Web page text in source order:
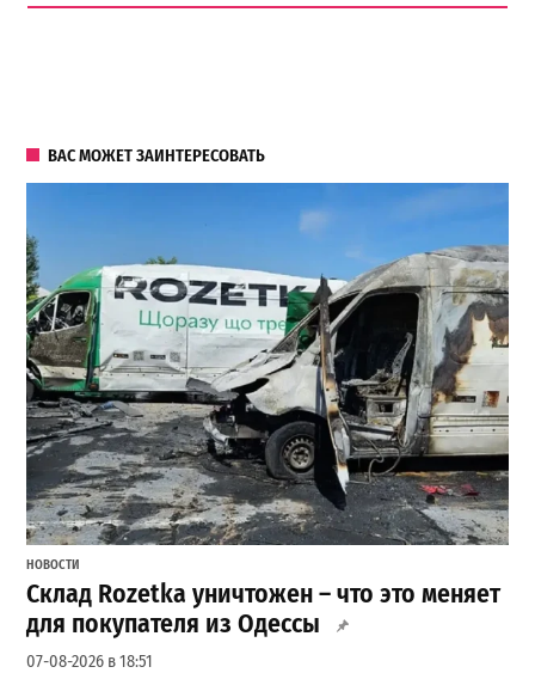
ВАС МОЖЕТ ЗАИНТЕРЕСОВАТЬ
НОВОСТИ
Склад Rozetka уничтожен – что это меняет
для покупателя из Одессы
07-08-2026 в 18:51